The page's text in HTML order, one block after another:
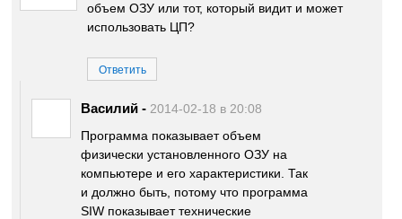
объем ОЗУ или тот, который видит и может
использовать ЦП?
Ответить
Василий - 2014-02-18 в 20:08
Программа показывает объем
физически установленного ОЗУ на
компьютере и его характеристики. Так
и должно быть, потому что программа
SIW показывает технические